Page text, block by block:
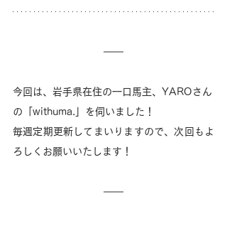
今回は、岩手県在住の一口馬主、YAROさん
の「withuma.」を伺いました！
毎週定期更新してまいりますので、次回もよ
ろしくお願いいたします！